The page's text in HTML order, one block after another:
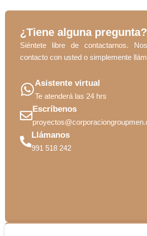
¿Tiene alguna pregunta?
Siéntete libre de contactarnos.
contacto con usted o simplemente
Asistente virtual
Te atenderá las 24 hrs
Escríbenos
Llámanos
991 518 242